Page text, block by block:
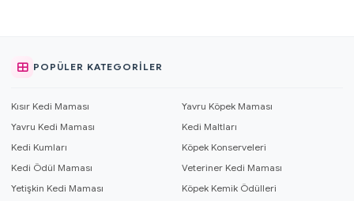
POPÜLER KATEGORILER
Kısır Kedi Maması
Yavru Köpek Maması
Yavru Kedi Maması
Kedi Maltları
Kedi Kumları
Köpek Konserveleri
Kedi Ödül Maması
Veteriner Kedi Maması
Yetişkin Kedi Maması
Köpek Kemik Ödülleri